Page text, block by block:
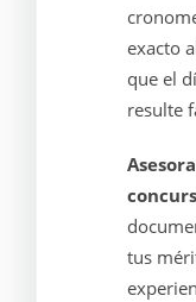
exacto
que el
resulte
tus